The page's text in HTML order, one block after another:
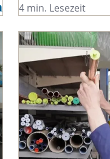
4 min. Lesezeit